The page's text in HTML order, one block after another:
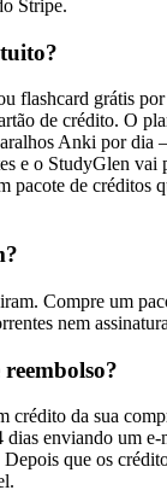
Stripe.
flashcard grátis
de crédito. O
Anki por dia
e o StudyGlen vai
pacote de créditos
Compre um
nem
crédito da sua
dias enviando um e-
que os